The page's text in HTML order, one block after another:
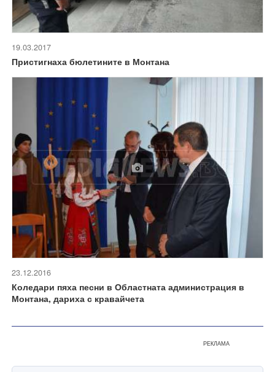
19.03.2017
Пристигнаха бюлетините в Монтана
23.12.2016
Коледари пяха песни в Областната администрация в
Монтана, дариха с кравайчета
РЕКЛАМА